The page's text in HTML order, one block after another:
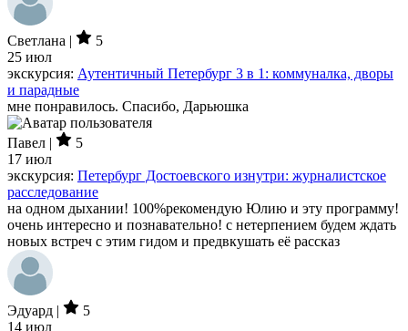
Светлана |
5
25 июл
экскурсия: Аутентичный Петербург 3 в 1: коммуналка, дворы
и парадные
мне понравилось. Спасибо, Дарьюшка
Павел |
5
17 июл
экскурсия: Петербург Достоевского изнутри: журналистское
расследование
на одном дыхании! 100%рекомендую Юлию и эту программу!
очень интересно и познавательно! с нетерпением будем ждать
новых встреч с этим гидом и предвкушать её рассказ
Эдуард |
5
14 июл